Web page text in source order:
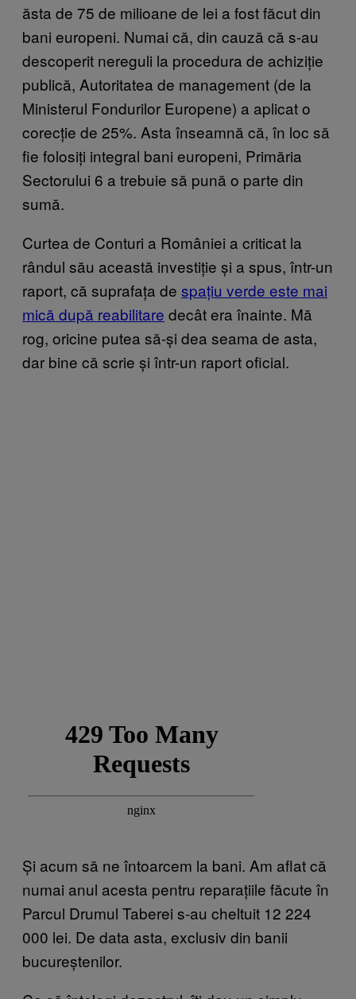
ăsta de 75 de milioane de lei a fost făcut din
bani europeni. Numai că, din cauză că s-au
descoperit nereguli la procedura de achiziție
publică, Autoritatea de management (de la
Ministerul Fondurilor Europene) a aplicat o
corecție de 25%. Asta înseamnă că, în loc să
fie folosiți integral bani europeni, Primăria
Sectorului 6 a trebuie să pună o parte din
sumă.
Curtea de Conturi a României a criticat la
rândul său această investiție și a spus, într-un
raport, că suprafața de spațiu verde este mai
mică după reabilitare decât era înainte. Mă
rog, oricine putea să-și dea seama de asta,
dar bine că scrie și într-un raport oficial.
Și acum să ne întoarcem la bani. Am aflat că
numai anul acesta pentru reparațiile făcute în
Parcul Drumul Taberei s-au cheltuit 12 224
000 lei. De data asta, exclusiv din banii
bucureștenilor.